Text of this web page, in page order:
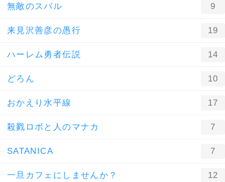
無敵のスバル 9
来見沢善彦の愚行 19
ハーレム勇者伝説 14
どろん 10
おかえり水平線 17
殺戮ロボと人のマナカ 7
SATANICA 7
一旦カフェにしませんか？ 12